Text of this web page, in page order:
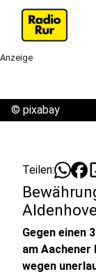
Anzeige
© pixabay
Teilen:
Gegen einen
am
wegen